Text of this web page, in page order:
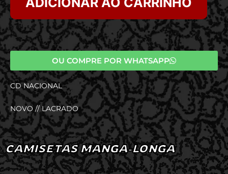
OU COMPRE POR WHATSAPP
CD NACIONAL
NOVO // LACRADO
CAMISETAS MANGA-LONGA